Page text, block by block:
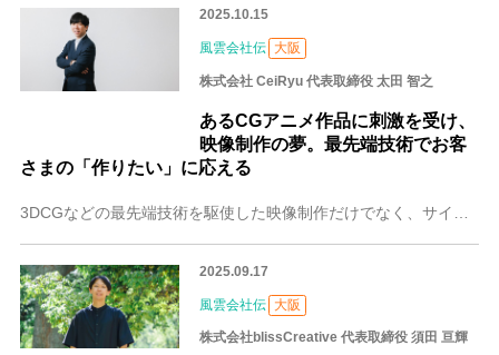
2025.10.15
風雲会社伝 大阪
株式会社 CeiRyu 代表取締役 太田 智之
あるCGアニメ作品に刺激を受け、
映像制作の夢。最先端技術でお客
さまの「作りたい」に応える
2025.09.17
風雲会社伝 大阪
株式会社blissCreative 代表取締役 須田 亘輝